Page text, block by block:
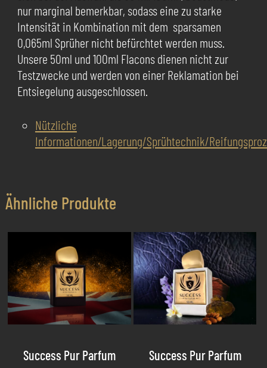
nur marginal bemerkbar, sodass eine zu starke
Intensität in Kombination mit dem sparsamen
0,065ml Sprüher nicht befürchtet werden muss.
Unsere 50ml und 100ml Flacons dienen nicht zur
Testzwecke und werden von einer Reklamation bei
Entsiegelung ausgeschlossen.
Nützliche
Informationen/Lagerung/Sprühtechnik/
Ähnliche Produkte
Success Pur Parfum
Success Pur Parfum